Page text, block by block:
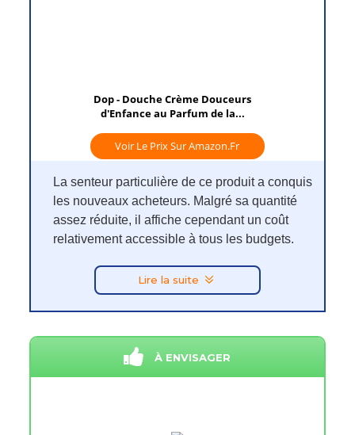
Dop - Douche Crème Douceurs
d'Enfance au Parfum de la...
Voir Le Prix Sur Amazon.fr
La senteur particulière de ce produit a conquis
les nouveaux acheteurs. Malgré sa quantité
assez réduite, il affiche cependant un coût
relativement accessible à tous les budgets.
Lire la suite
À ENVISAGER